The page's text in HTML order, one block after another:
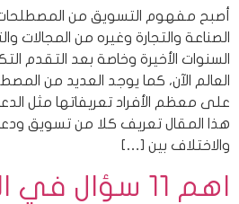
أصبح مفهوم التسويق من
الصناعة والتجارة وغيره من المجالات
السنوات الأخيرة وخاصة بعد التقدم
العالم الآن، كما يوجد العديد من
على معظم الأفراد تعريفاتها مثل
هذا المقال تعريف كلا من تسويق
والاختلاف بين […]
اهم 11 سؤال